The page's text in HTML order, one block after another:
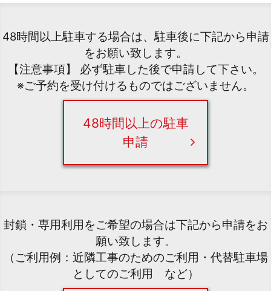
48時間以上駐車する場合は、駐車後に下記から申請
をお願い致します。
【注意事項】 必ず駐車した後で申請して下さい。
※ご予約を受け付けるものではございません。
48時間以上の駐車
申請
封鎖・専用利用をご希望の場合は下記から申請をお
願い致します。
（ご利用例：近隣工事のためのご利用・代替駐車場
としてのご利用 など）